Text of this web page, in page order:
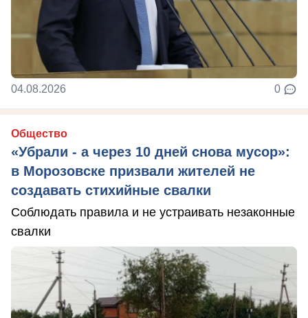
04.08.2026 0
Общество
«Убрали - а через 10 дней снова мусор»:
в Морозовске призвали жителей не
создавать стихийные свалки
Соблюдать правила и не устраивать незаконные
свалки